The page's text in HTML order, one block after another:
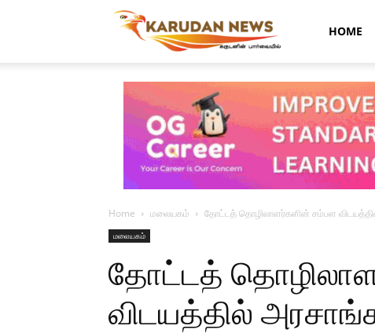
Karudan
News
HOME
Home மலையகம் தோட்டத் தொழிலாளர்களின் சம்பள
மலையகம்
தோட்டத்
விடயத்தில்